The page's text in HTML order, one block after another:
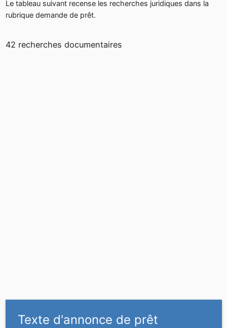
Le tableau suivant recense les recherches juridiques dans la
rubrique demande de prêt.
42 recherches documentaires
Texte d'annonce de prêt